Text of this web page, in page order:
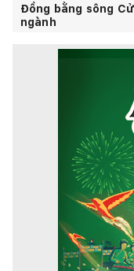
Đồng bằng sông
ngành